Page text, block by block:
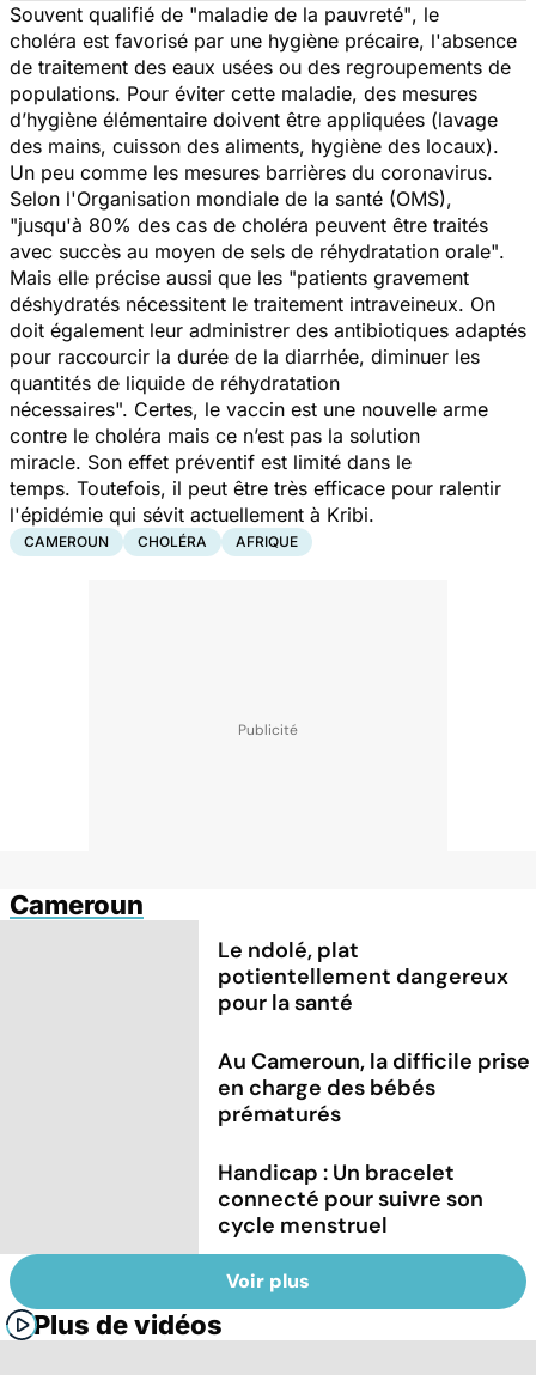
Souvent qualifié de "maladie de la pauvreté", le
choléra est favorisé par une hygiène précaire, l'absence
de traitement des eaux usées ou des regroupements de
populations. Pour éviter cette maladie, des mesures
d’hygiène élémentaire doivent être appliquées (lavage
des mains, cuisson des aliments, hygiène des locaux).
Un peu comme les mesures barrières du coronavirus.
Selon l'Organisation mondiale de la santé (OMS),
"jusqu'à 80% des cas de choléra peuvent être traités
avec succès au moyen de sels de réhydratation orale".
Mais elle précise aussi que les "patients gravement
déshydratés nécessitent le traitement intraveineux. On
doit également leur administrer des antibiotiques adaptés
pour raccourcir la durée de la diarrhée, diminuer les
quantités de liquide de réhydratation
nécessaires". Certes, le vaccin est une nouvelle arme
contre le choléra mais ce n’est pas la solution
miracle. Son effet préventif est limité dans le
temps. Toutefois, il peut être très efficace pour ralentir
l'épidémie qui sévit actuellement à Kribi.
CAMEROUN CHOLÉRA AFRIQUE
Cameroun
Le ndolé, plat
potientellement dangereux
pour la santé
Au Cameroun, la difficile prise
en charge des bébés
prématurés
Handicap : Un bracelet
connecté pour suivre son
cycle menstruel
Voir plus
Plus de vidéos